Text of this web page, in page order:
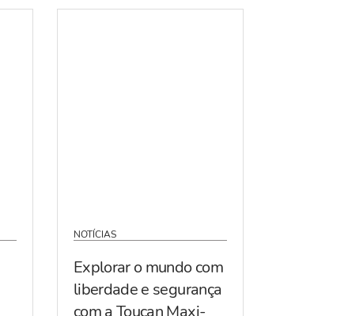
NOTÍCIAS
Explorar o mundo com
liberdade e segurança
com a Toucan Maxi-